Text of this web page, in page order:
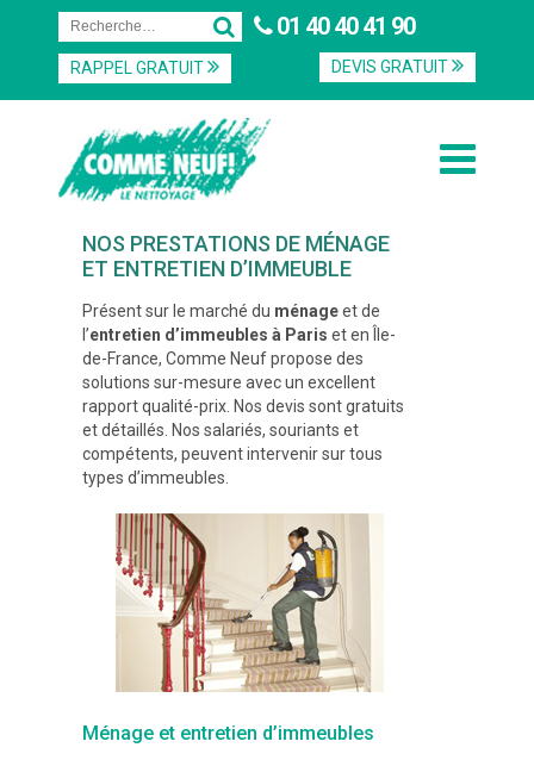
01 40 40 41 90
DEVIS GRATUIT
RAPPEL GRATUIT
NOS PRESTATIONS DE MÉNAGE
ET ENTRETIEN D’IMMEUBLE
Présent sur le marché du ménageet de
l’entretien d’immeubles à Paris et en Île-
de-France, Comme Neuf propose des
solutions sur-mesure avec un excellent
rapport qualité-prix. Nos devis sont gratuits
et détaillés. Nos salariés, souriants et
compétents, peuvent intervenir sur tous
types d’immeubles.
Ménage et entretien d’immeubles